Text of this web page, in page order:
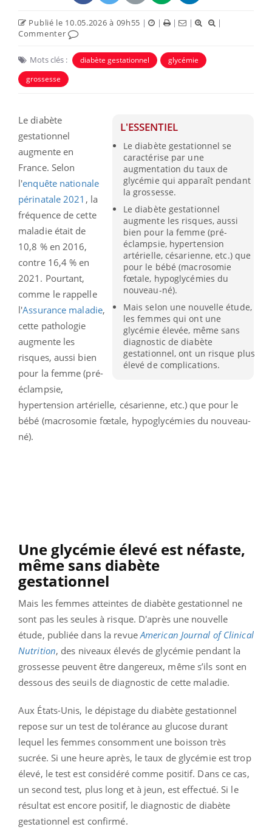
Publié le 10.05.2026 à 09h55 | | | |
|
Commenter
Mots clés : diabète gestationnel
glycémie
grossesse
L'ESSENTIEL
Le diabète gestationnel se
caractérise par une
augmentation du taux de
glycémie qui apparaît pendant
la grossesse.
Le diabète gestationnel
augmente les risques, aussi
bien pour la femme (pré-
éclampsie, hypertension
artérielle, césarienne, etc.) que
pour le bébé (macrosomie
fœtale, hypoglycémies du
nouveau-né).
Mais selon une nouvelle étude,
les femmes qui ont une
glycémie élevée, même sans
diagnostic de diabète
gestationnel, ont un risque plus
élevé de complications.
Le diabète
gestationnel
augmente en
France. Selon
l'enquête nationale
périnatale 2021 , la
fréquence de cette
maladie était de
10,8 % en 2016,
contre 16,4 % en
2021. Pourtant,
comme le rappelle
l'Assurance maladie,
cette pathologie
augmente les
risques, aussi bien
pour la femme (pré-
éclampsie,
hypertension artérielle, césarienne, etc.) que pour le
bébé (macrosomie fœtale, hypoglycémies du nouveau-
né).
Une glycémie élevé est néfaste,
même sans diabète
gestationnel
Mais les femmes atteintes de diabète gestationnel ne
sont pas les seules à risque. D'après une nouvelle
étude, publiée dans la revue American Journal of Clinical
Nutrition, des niveaux élevés de glycémie pendant la
grossesse peuvent être dangereux, même s’ils sont en
dessous des seuils de diagnostic de cette maladie.
Aux États-Unis, le dépistage du diabète gestationnel
repose sur un test de tolérance au glucose durant
lequel les femmes consomment une boisson très
sucrée. Si une heure après, le taux de glycémie est trop
élevé, le test est considéré comme positif. Dans ce cas,
un second test, plus long et à jeun, est effectué. Si le
résultat est encore positif, le diagnostic de diabète
gestationnel est confirmé.